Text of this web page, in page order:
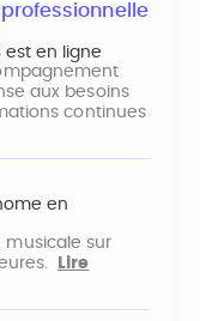
est en ligne
aux besoins
continues
en
musicale sur
Lire